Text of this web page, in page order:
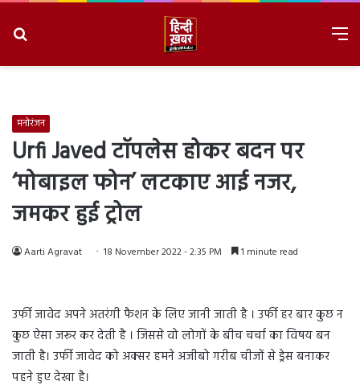
मनोरंजन
Urfi Javed टॉपलेस होकर बदन पर
‘मोबाइल फोन’ लटकाए आई नजर,
जमकर हुई ट्रोल
Aarti Agravat 18 November 2022 - 2:35 PM 1 minute read
उर्फी जावेद अपने अतरंगी फैशन के लिए जानी जाती है । उर्फी हर बार कुछ न
कुछ ऐसा जरूर कर देती है । जिससे वो लोगों के बीच चर्चा का विषय बन
जाती है। उर्फी जावेद को अक्सर हमने अजीबो गरीब चीजों से ड्रेस बनाकर
पहने हुए देखा है।